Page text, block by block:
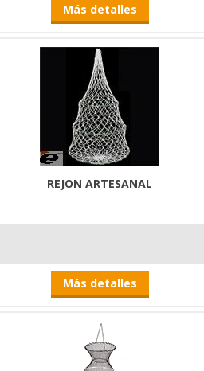
Más detalles
REJON ARTESANAL
Más detalles